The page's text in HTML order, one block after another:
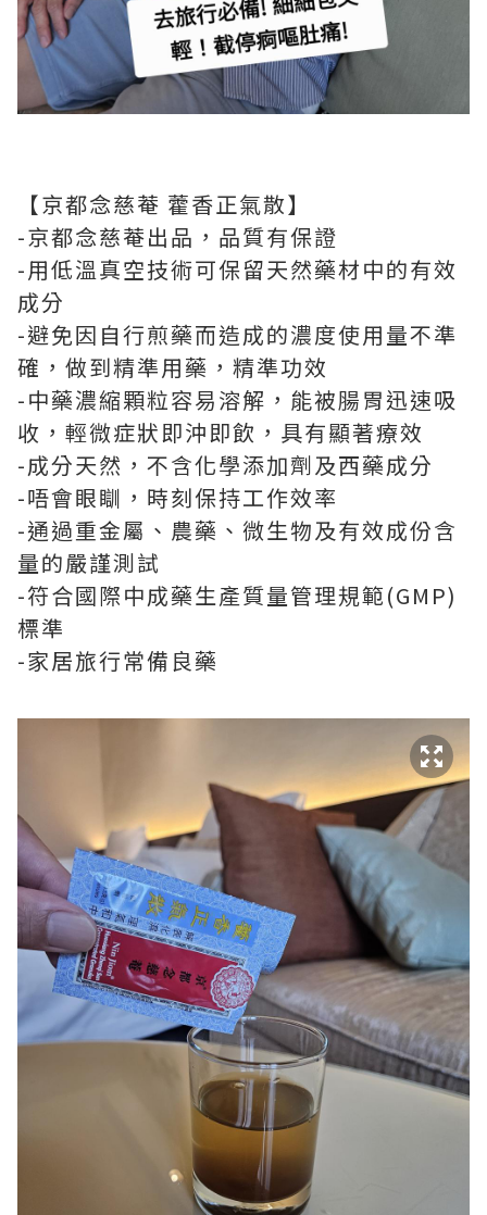
【京都念慈菴 藿香正氣散】
-京都念慈菴出品，品質有保證
-用低溫真空技術可保留天然藥材中的有效
成分
-避免因自行煎藥而造成的濃度使用量不準
確，做到精準用藥，精準功效
-中藥濃縮顆粒容易溶解，能被腸胃迅速吸
收，輕微症狀即沖即飲，具有顯著療效
-成分天然，不含化學添加劑及西藥成分
-唔會眼瞓，時刻保持工作效率
-通過重金屬、農藥、微生物及有效成份含
量的嚴謹測試
-符合國際中成藥生產質量管理規範(GMP)
標準
-家居旅行常備良藥